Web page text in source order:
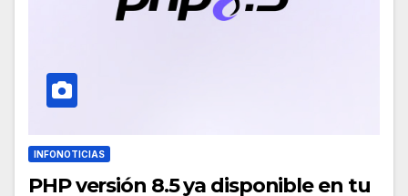
INFONOTICIAS
PHP versión 8.5 ya disponible en tu